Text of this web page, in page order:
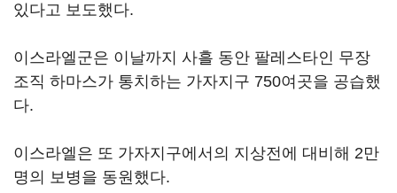
있다고 보도했다.
이스라엘군은 이날까지 사흘 동안 팔레스타인 무장
조직 하마스가 통치하는 가자지구 750여곳을 공습했
다.
이스라엘은 또 가자지구에서의 지상전에 대비해 2만
명의 보병을 동원했다.